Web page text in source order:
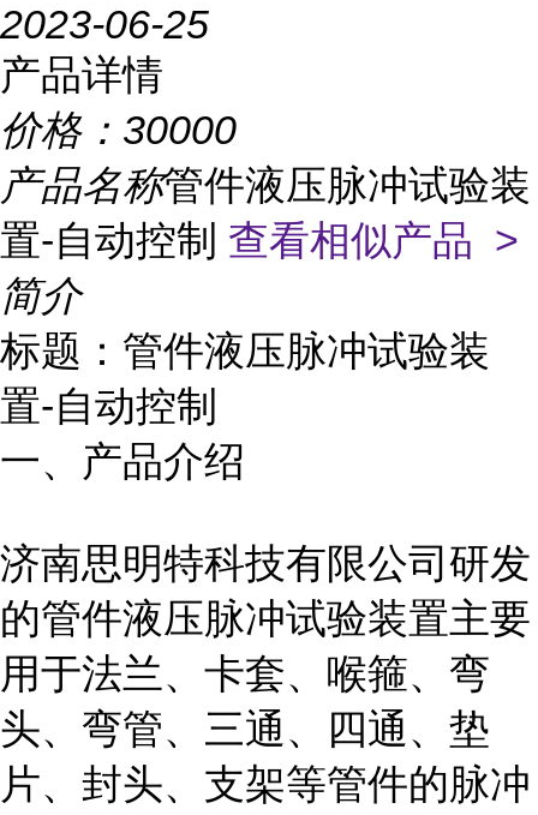
2023-06-25
产品详情
价格： 30000
产品名称管件液压脉冲试验装
置-自动控制 查看相似产品 >
简介
标题：管件液压脉冲试验装
置-自动控制
一、产品介绍
济南思明特科技有限公司研发
的管件液压脉冲试验装置主要
用于法兰、卡套、喉箍、弯
头、弯管、三通、四通、垫
片、封头、支架等管件的脉冲